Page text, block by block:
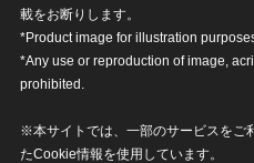
載をお断りします。
*Product image for illustration
*Any use or reproduction of image,
prohibited.
※本サイトでは、一部のサービスをご
たCookie情報を使用しています。